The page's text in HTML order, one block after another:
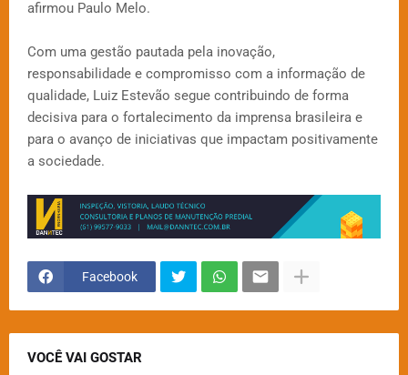
afirmou Paulo Melo.
Com uma gestão pautada pela inovação,
responsabilidade e compromisso com a informação de
qualidade, Luiz Estevão segue contribuindo de forma
decisiva para o fortalecimento da imprensa brasileira e
para o avanço de iniciativas que impactam positivamente
a sociedade.
Facebook
VOCÊ VAI GOSTAR